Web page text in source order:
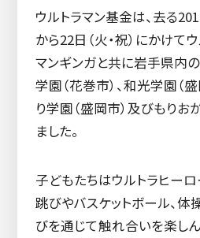
ウルトラマン基金は、去る
から22日（火・祝）にかけて
マンギンガと共に岩手県内
学園（花巻市）、和光学園（
り学園（盛岡市）及びもり
ました。
子どもたちはウルトラヒー
跳びやバスケットボール、
びを通じて触れ合いを楽し